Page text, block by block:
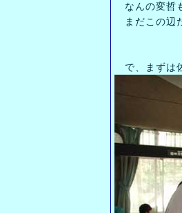
なんの変哲
まだこの辺
で、まずは